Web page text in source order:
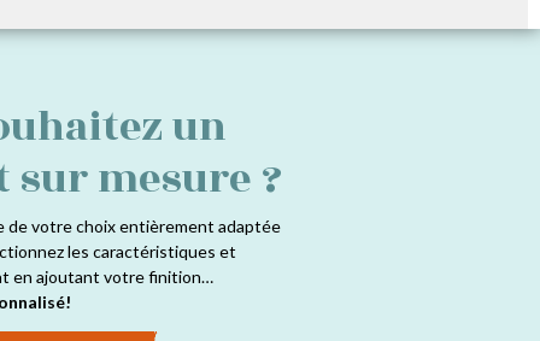
un
mesure ?
de votre choix entièrement adaptée
les caractéristiques et
en ajoutant votre finition…